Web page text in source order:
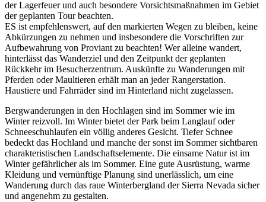
der Lagerfeuer und auch besondere Vorsichtsmaßnahmen im Gebiet
der geplanten Tour beachten.
ES ist empfehlenswert, auf den markierten Wegen zu bleiben, keine
Abkürzungen zu nehmen und insbesondere die Vorschriften zur
Aufbewahrung von Proviant zu beachten! Wer alleine wandert,
hinterlässt das Wanderziel und den Zeitpunkt der geplanten
Rückkehr im Besucherzentrum. Auskünfte zu Wanderungen mit
Pferden oder Maultieren erhält man an jeder Rangerstation.
Haustiere und Fahrräder sind im Hinterland nicht zugelassen.
Bergwanderungen in den Hochlagen sind im Sommer wie im
Winter reizvoll. Im Winter bietet der Park beim Langlauf oder
Schneeschuhlaufen ein völlig anderes Gesicht. Tiefer Schnee
bedeckt das Hochland und manche der sonst im Sommer sichtbaren
charakteristischen Landschaftselemente. Die einsame Natur ist im
Winter gefährlicher als im Sommer. Eine gute Ausrüstung, warme
Kleidung und vernünftige Planung sind unerlässlich, um eine
Wanderung durch das raue Winterbergland der Sierra Nevada sicher
und angenehm zu gestalten.